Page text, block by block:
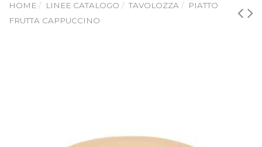
HOME LINEE CATALOGO TAVOLOZZA
PIATTO
FRUTTA CAPPUCCINO